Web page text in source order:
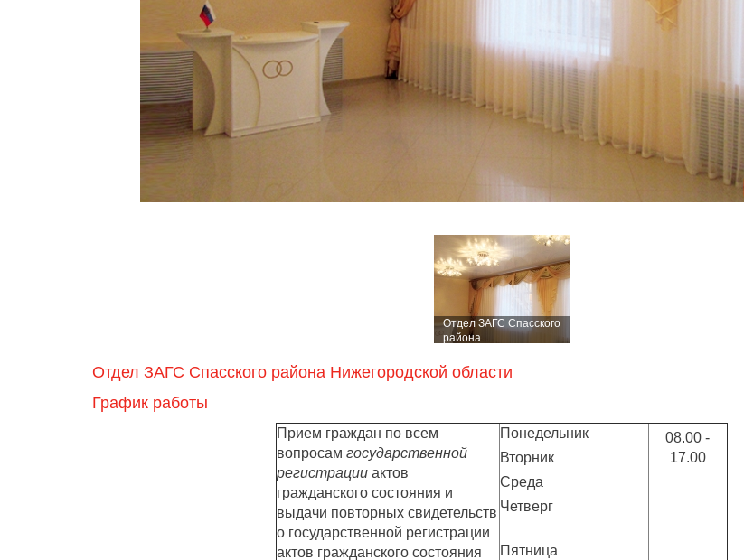
Отдел ЗАГС Спасского
района
области
Отдел ЗАГС Спасского района Нижегородской области
График работы
Прием граждан по всем
вопросам государственной
регистрацииактов
гражданского состояния и
выдачи повторных свидетельств
о государственной регистрации
актов гражданского состояния
Понедельник
Вторник
Среда
Четверг
Пятница
08.00 -
17.00